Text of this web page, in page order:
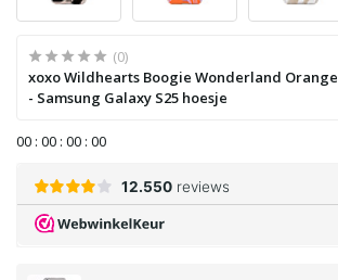
(0)
xoxo Wildhearts Boogie Wonderland Orange
- Samsung Galaxy S25 hoesje
00 : 00 : 00 : 00